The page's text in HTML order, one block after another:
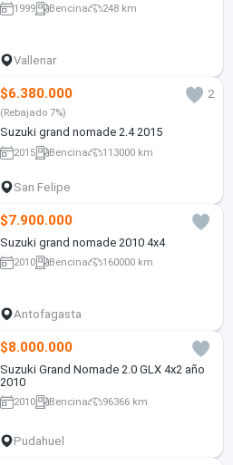
1999 Bencina 248 km
Vallenar
$6.380.000 2
(Rebajado 7%)
Suzuki grand nomade 2.4 2015
2015 Bencina 113000 km
San Felipe
$7.900.000
Suzuki grand nomade 2010 4x4
2010 Bencina 160000 km
Antofagasta
$8.000.000
Suzuki Grand Nomade 2.0 GLX 4x2 año
2010
2010 Bencina 96366 km
Pudahuel